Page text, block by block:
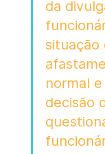
da
situação
normal
decisão